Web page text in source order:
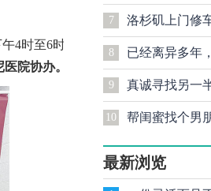
4时至6时，至角声福
院协办。
7 洛杉矶上门修
8 已经离异多年
加..
9 真诚寻找另一
10 帮闺蜜找个男
最新浏览